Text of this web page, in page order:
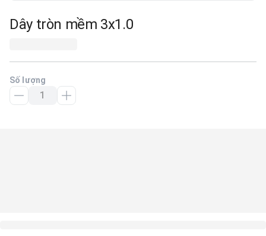
Dây tròn mềm 3x1.0
Số lượng